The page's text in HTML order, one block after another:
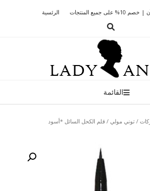
الرئسية على جميع المنتجات
القائمة
/ توني مولي / قلم الكحل السائل *أسود